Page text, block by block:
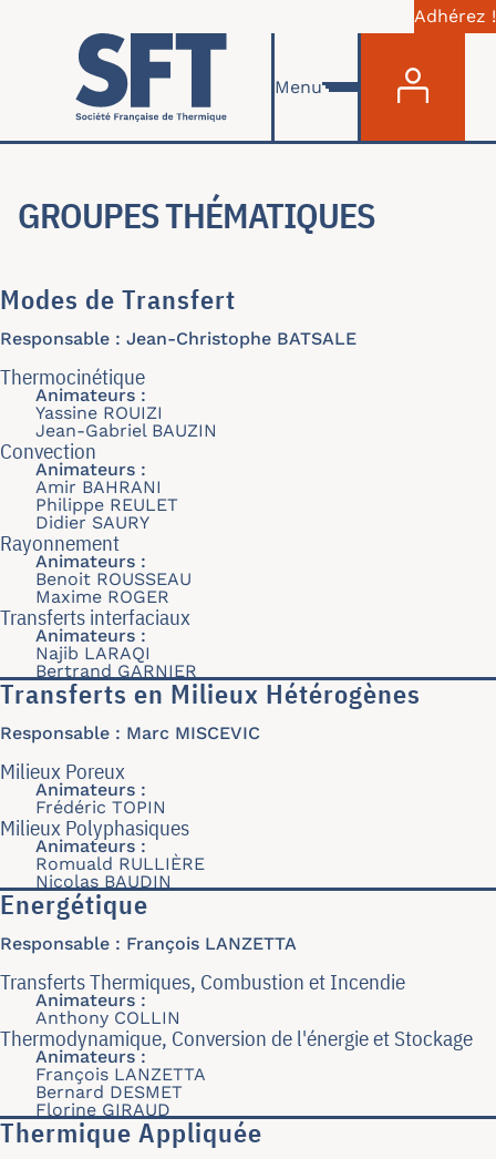
Skip to main content
Adhérez !
Menu
GROUPES THÉMATIQUES
Modes de Transfert
Responsable : Jean-Christophe BATSALE
Thermocinétique
Animateurs :
Yassine ROUIZI
Jean-Gabriel BAUZIN
Convection
Animateurs :
Amir BAHRANI
Philippe REULET
Didier SAURY
Rayonnement
Animateurs :
Benoit ROUSSEAU
Maxime ROGER
Transferts interfaciaux
Animateurs :
Najib LARAQI
Bertrand GARNIER
Transferts en Milieux Hétérogènes
Responsable : Marc MISCEVIC
Milieux Poreux
Animateurs :
Frédéric TOPIN
Milieux Polyphasiques
Animateurs :
Romuald RULLIÈRE
Nicolas BAUDIN
Energétique
Responsable : François LANZETTA
Transferts Thermiques, Combustion et Incendie
Animateurs :
Anthony COLLIN
Thermodynamique, Conversion de l'énergie et Stockage
Animateurs :
François LANZETTA
Bernard DESMET
Florine GIRAUD
Thermique Appliquée